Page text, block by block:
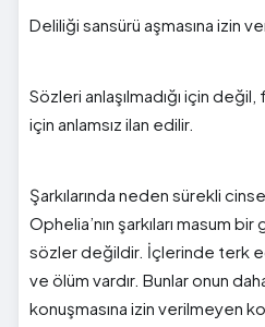
Deliliği sansürü aşmasına izin
Sözleri anlaşılmadığı için
için anlamsız ilan edilir.
Şarkılarında neden sürekli
Ophelia’nın şarkıları masum
sözler değildir. İçlerinde terk
ve ölüm vardır. Bunlar onun
konuşmasına izin verilmeyen